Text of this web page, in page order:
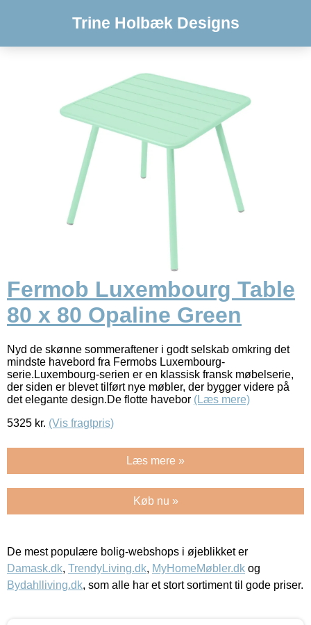
Trine Holbæk Designs
Fermob Luxembourg Table
80 x 80 Opaline Green
Nyd de skønne sommeraftener i godt selskab omkring det
mindste havebord fra Fermobs Luxembourg-
serie.Luxembourg-serien er en klassisk fransk møbelserie,
der siden er blevet tilført nye møbler, der bygger videre på
det elegante design.De flotte havebor (Læs mere)
5325 kr. (Vis fragtpris)
Læs mere »
Køb nu »
De mest populære bolig-webshops i øjeblikket er
Damask.dk, TrendyLiving.dk, MyHomeMøbler.dk og
Bydahlliving.dk, som alle har et stort sortiment til gode priser.